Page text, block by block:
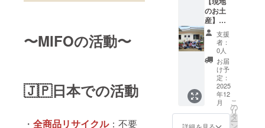
〜MIFOの活動〜
🇯🇵日本での活動
・ 全商品リサイクル：不要
活動報
告を添
えたお
手紙を
お送り
します
のお土
産】カ
ンボジ
アの小
物・雑
貨をお
届け
（支援
額に応
じて）
【写真
付き活
動報告
支援
者：
0人
お届
け予
定：
2025
年12
月
こ
の
リ
タ
ー